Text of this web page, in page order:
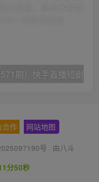
合作 网站地图
号 · 由八斗
分50秒